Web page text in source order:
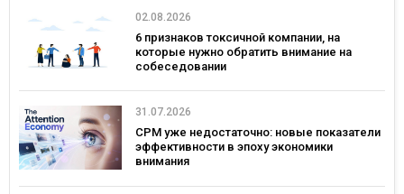
02.08.2026
6 признаков токсичной компании, на
которые нужно обратить внимание на
собеседовании
31.07.2026
CPM уже недостаточно: новые показатели
эффективности в эпоху экономики
внимания